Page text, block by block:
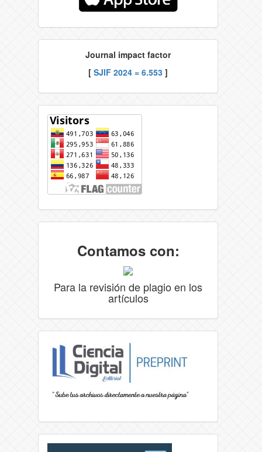
Journal impact factor
[ SJIF 2024 = 6.553 ]
Contamos con:
Para la revisión de plagio en los
artículos